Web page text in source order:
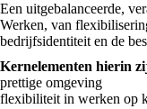
Een uitgebalanceerde,
Werken, van
bedrijfsidentiteit en de
Kernelementen hierin
prettige omgeving
flexibiliteit in werken op